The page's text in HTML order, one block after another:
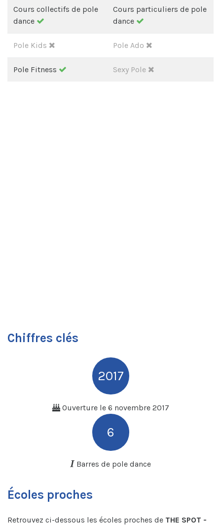
Cours collectifs de pole
dance
Cours particuliers de pole
dance
Pole Kids Pole Ado
Pole Fitness Sexy Pole
Chiffres clés
2017
Ouverture le 6 novembre 2017
6
Barres de pole dance
Écoles proches
Retrouvez ci-dessous les écoles proches de THE SPOT -